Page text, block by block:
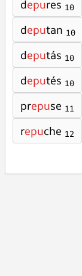
depures 10
deputan 10
deputás 10
deputés 10
prepuse 11
repuche 12